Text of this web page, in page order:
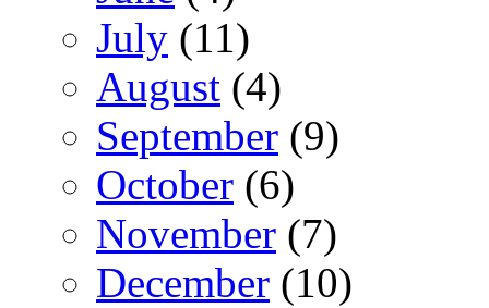
July (11)
August (4)
September (9)
October (6)
November (7)
December (10)